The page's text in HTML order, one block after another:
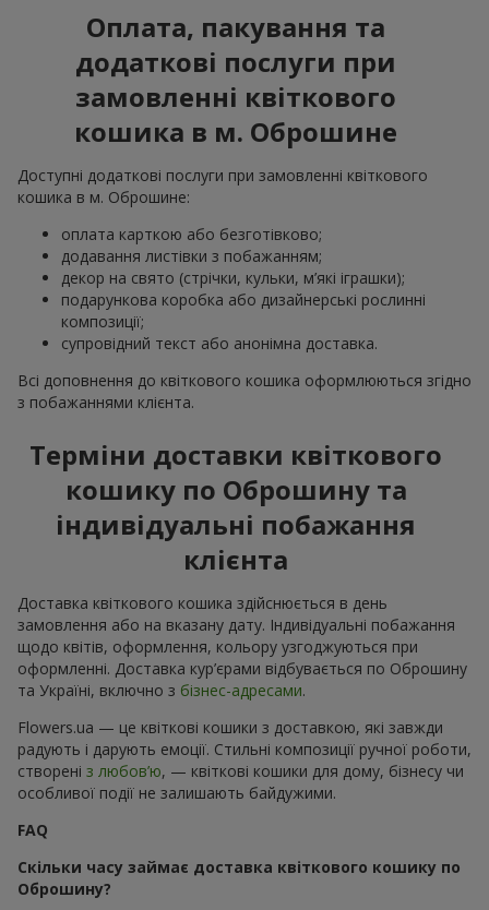
Оплата, пакування та
додаткові послуги при
замовленні квіткового
кошика в м. Оброшине
Доступні додаткові послуги при замовленні квіткового
кошика в м. Оброшине:
оплата карткою або безготівково;
додавання листівки з побажанням;
декор на свято (стрічки, кульки, м’які іграшки);
подарункова коробка або дизайнерські рослинні
композиції;
супровідний текст або анонімна доставка.
Всі доповнення до квіткового кошика оформлюються згідно
з побажаннями клієнта.
Терміни доставки квіткового
кошику по Оброшину та
індивідуальні побажання
клієнта
Доставка квіткового кошика здійснюється в день
замовлення або на вказану дату. Індивідуальні побажання
щодо квітів, оформлення, кольору узгоджуються при
оформленні. Доставка кур’єрами відбувається по Оброшину
та Україні, включно з бізнес-адресами.
Flowers.ua — це квіткові кошики з доставкою, які завжди
радують і дарують емоції. Стильні композиції ручної роботи,
створені з любов’ю, — квіткові кошики для дому, бізнесу чи
особливої події не залишають байдужими.
FAQ
Скільки часу займає доставка квіткового кошику по
Оброшину?